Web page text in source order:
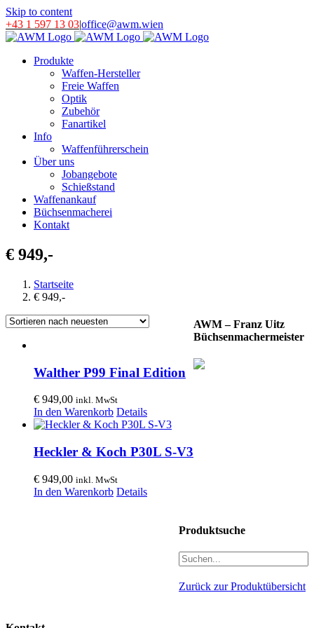
Skip to content
+43 1 597 13 03|office@awm.wien
Produkte
Waffen-Hersteller
Freie Waffen
Optik
Zubehör
Fanartikel
Info
Waffenführerschein
Über uns
Jobangebote
Schießstand
Waffenankauf
Büchsenmacherei
Kontakt
€ 949,-
Startseite
€ 949,-
Walther P99 Final Edition
€ 949,00 inkl. MwSt
In den Warenkorb Details
Heckler & Koch P30L S-V3
€ 949,00 inkl. MwSt
In den Warenkorb Details
Produktsuche
Zurück zur Produktübersicht
AWM – Franz Uitz
Büchsenmachermeister